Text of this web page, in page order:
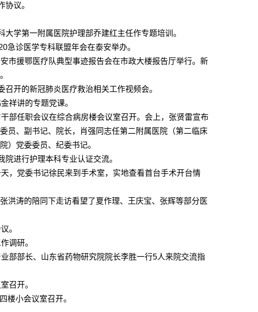
议。
学第一附属医院护理部乔建红主任作专题培训。
急诊医学专科联盟年会在泰安举办。
市援鄂医疗队典型事迹报告会在市政大楼报告厅举行。新
开的新冠肺炎医疗救治相关工作视频会。
祥讲的专题党课。
部任职会议在综合病房楼会议室召开。会上，张贤雷宣布
员、副书记、院长，肖强同志任第二附属医院 （第二临床
） 党委委员、纪委书记。
进行护理本科专业认证交流。
，党委书记徐民来到手术室，实地查看首台手术开台情
洪涛的陪同下走访看望了夏作理、王庆宝、张辉等部分医
。
调研。
部部长、山东省药物研究院院长李胜一行5人来院交流指
召开。
楼小会议室召开。